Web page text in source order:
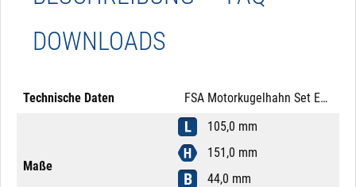
DOWNLOADS
Technische Daten FSA Motorkugelhahn Set Edelstahl 316 DN20 24V DC Richtungskontrolle Mutter Messing
Maße
105,0 mm
151,0 mm
44,0 mm